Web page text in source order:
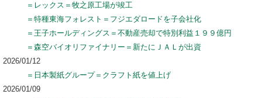
＝レックス＝牧之原工場が竣工
＝特種東海フォレスト＝フジエダロードを子会社化
＝王子ホールディングス＝不動産売却で特別利益１９９億円
＝森空バイオリファイナリー＝新たにＪＡＬが出資
2026/01/12
＝日本製紙グループ＝クラフト紙を値上げ
2026/01/09